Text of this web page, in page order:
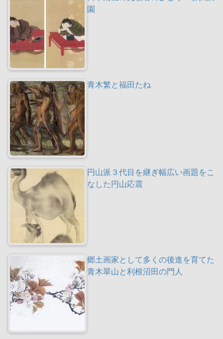
園
青木繁と福田たね
円山派３代目を継ぎ幅広い画題をこ
なした円山応震
郷土画家として多くの後進を育てた
青木翠山と利根沼田の門人